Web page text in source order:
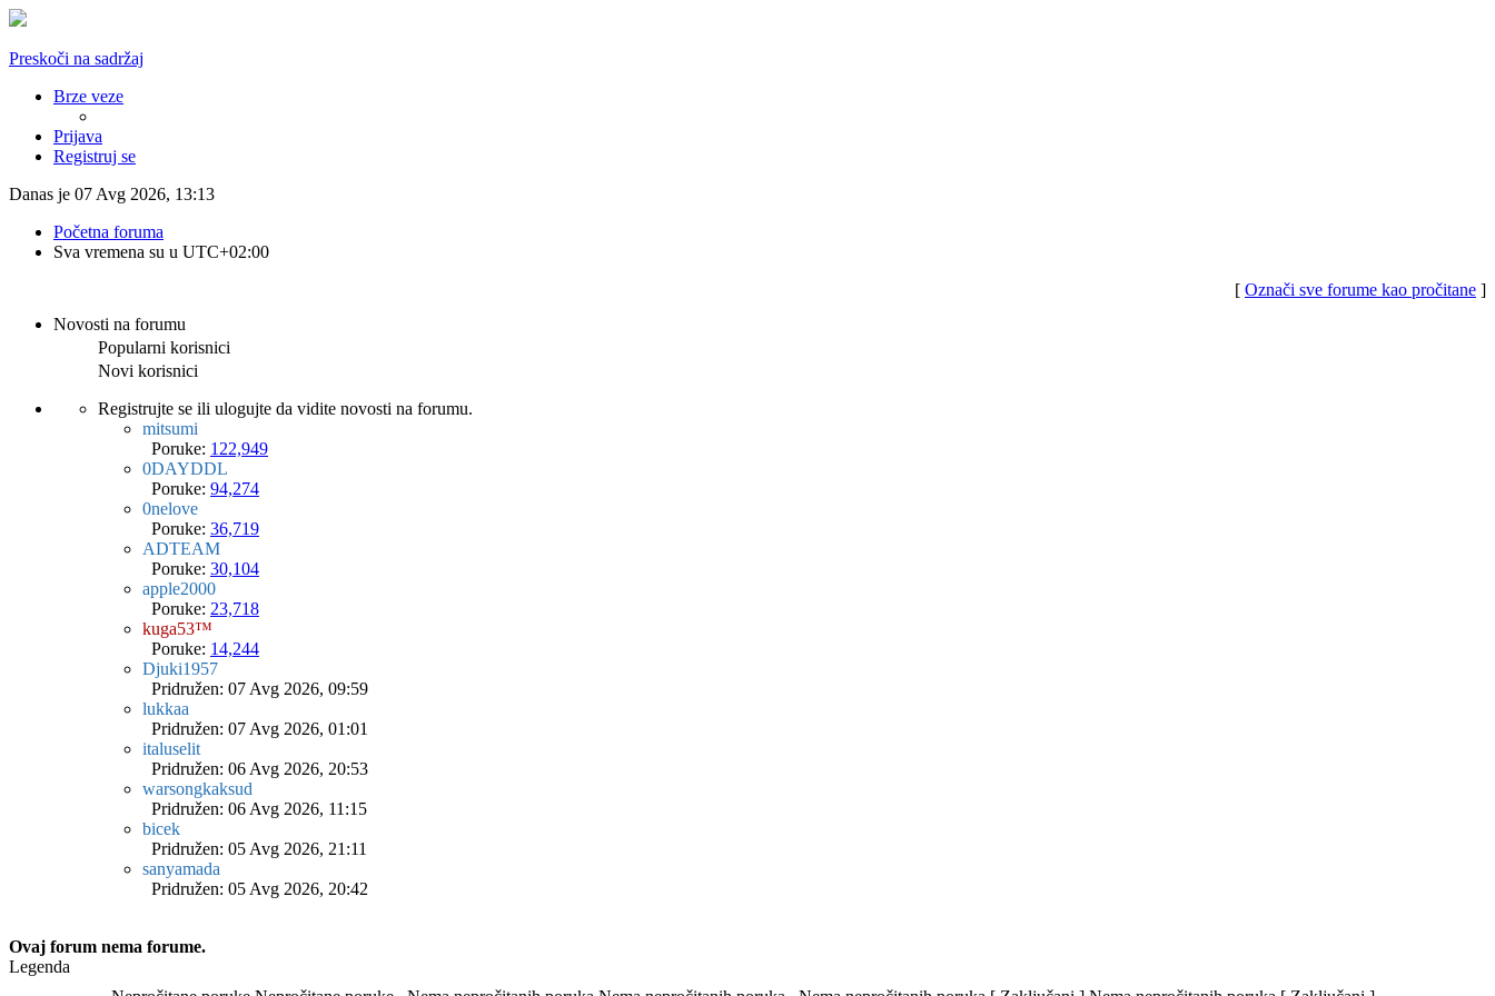
Preskoči na sadržaj
Brze veze
Prijava
Registruj se
Danas je 07 Avg 2026, 13:13
Početna foruma
Sva vremena su u UTC+02:00
[ Označi sve forume kao pročitane ]
Novosti na forumu
Popularni korisnici
Novi korisnici
Registrujte se ili ulogujte da vidite novosti na forumu.
mitsumi
Poruke: 122,949
0DAYDDL
Poruke: 94,274
0nelove
Poruke: 36,719
ADTEAM
Poruke: 30,104
apple2000
Poruke: 23,718
kuga53™
Poruke: 14,244
Djuki1957
Pridružen: 07 Avg 2026, 09:59
lukkaa
Pridružen: 07 Avg 2026, 01:01
italuselit
Pridružen: 06 Avg 2026, 20:53
warsongkaksud
Pridružen: 06 Avg 2026, 11:15
bicek
Pridružen: 05 Avg 2026, 21:11
sanyamada
Pridružen: 05 Avg 2026, 20:42
Ovaj forum nema forume.
Legenda